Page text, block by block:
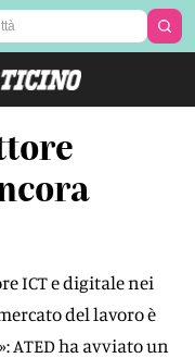
ICT e digitale nei
del lavoro è
ATED ha avviato un